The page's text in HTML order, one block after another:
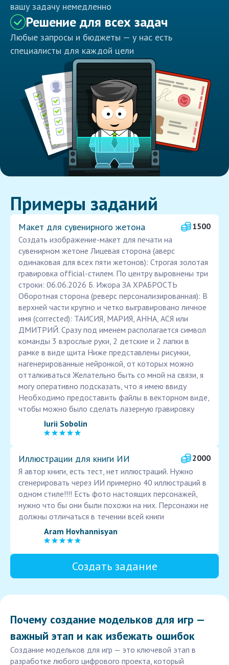
вашу задачу немедленно
Решение для всех задач
Любые запросы и бюджеты — у нас есть
специалисты для каждой цели
Примеры заданий
Макет для сувенирного жетона
1500
Создать изображение-макет для печати на
сувенирном жетоне Лицевая сторона (аверс
одинаковая для всех пяти жетонов): Строгая золотая
гравировка official-стилем. По центру выровнены три
строки: 06.06.2026 Б. Ижора ЗА ХРАБРОСТЬ
Оборотная сторона (реверс персонализированная): В
верхней части крупно и четко выгравировано личное
имя (corrected): ТАИСИЯ, МАРИЯ, АННА, АСЯ или
ДМИТРИЙ. Сразу под именем располагается символ
команды 3 взрослые руки, 2 детские и 2 лапки в
рамке в виде щита Ниже представлены рисунки,
нагенерированные нейронкой, от которых можно
отталкиваться Желательно быть со мной на связи, я
могу оперативно подсказать, что я имею ввиду
Необходимо предоставить файлы в векторном виде,
чтобы можно было сделать лазерную гравировку
Iurii Sobolin
Иллюстрации для книги ИИ
2000
Я автор книги, есть тест, нет иллюстраций. Нужно
сгенерировать через ИИ примерно 40 иллюстраций в
одном стиле!!!! Есть фото настоящих персонажей,
нужно что бы они были похожи на них. Персонажи не
должны отличаться в течении всей книги
Aram Hovhannisyan
Создать задание
Почему создание модельков для игр —
важный этап и как избежать ошибок
Создание модельков для игр — это ключевой этап в
разработке любого цифрового проекта, который